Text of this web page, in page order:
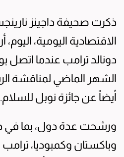
ذكرت صحيفة داجينز
الاقتصادية اليومية،
دونالد ترامب عندما اتصل
الشهر الماضي لمناقشة
أيضاً عن جائزة نوبل للسلام.
ورشحت عدة دول، بما في
وباكستان وكمبوديا،